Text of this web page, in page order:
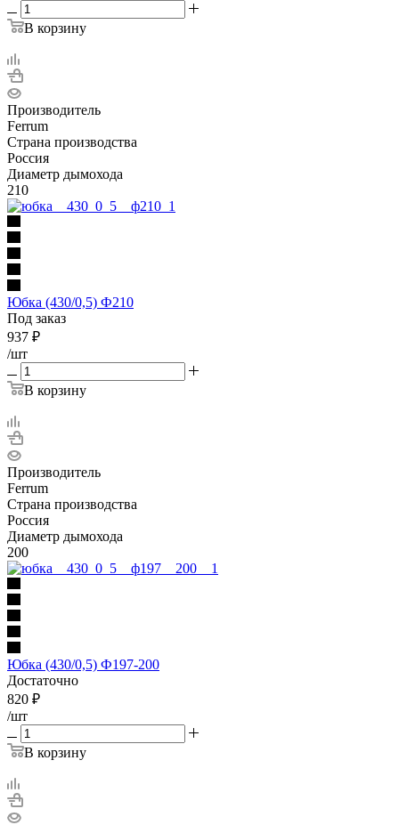
В корзину
Производитель
Ferrum
Страна производства
Россия
Диаметр дымохода
210
Юбка (430/0,5) Ф210
Под заказ
937 ₽
/шт
В корзину
Производитель
Ferrum
Страна производства
Россия
Диаметр дымохода
200
Юбка (430/0,5) Ф197-200
Достаточно
820 ₽
/шт
В корзину